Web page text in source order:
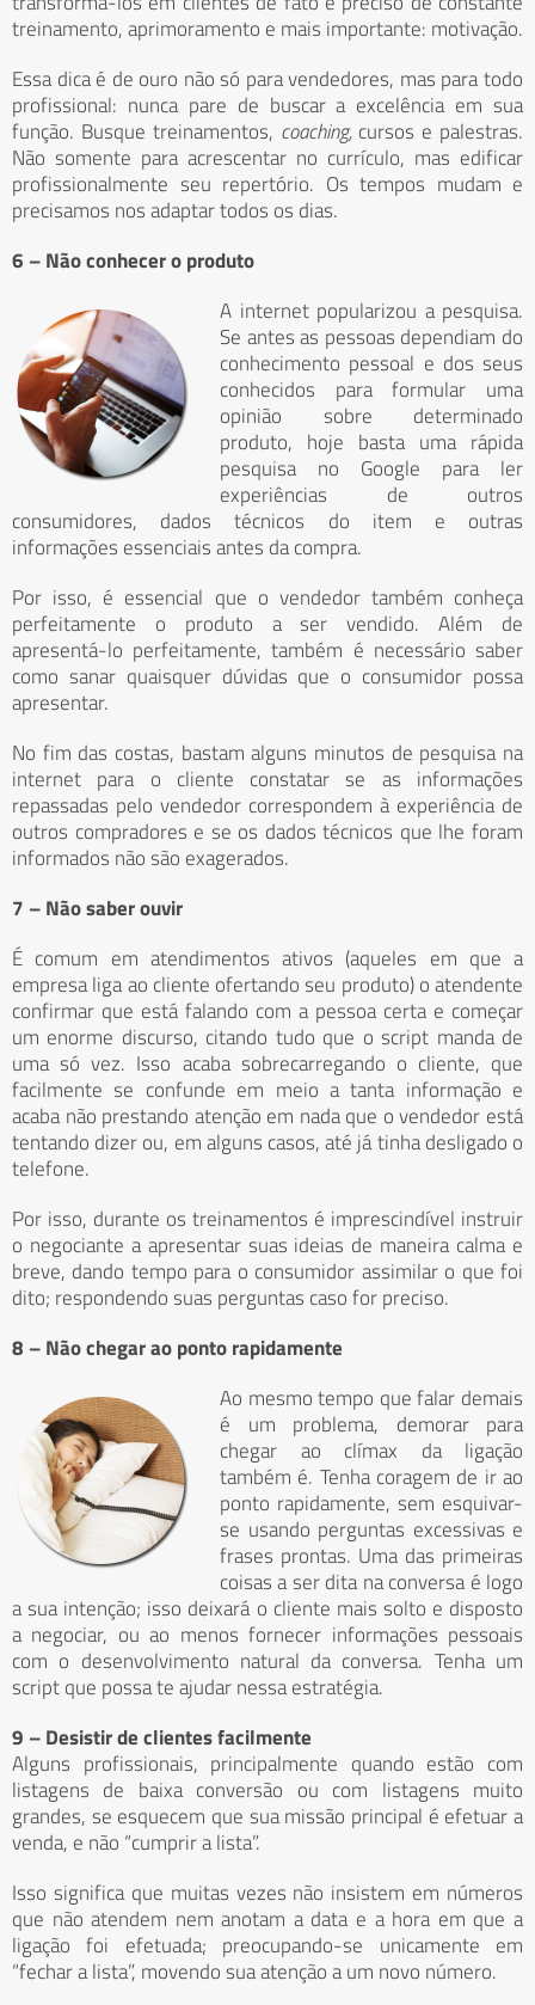
treinamento, aprimoramento e mais importante: motivação.
Essa dica é de ouro não só para vendedores, mas para todo
profissional: nunca pare de buscar a excelência em sua
função. Busque treinamentos, coaching, cursos e palestras.
Não somente para acrescentar no currículo, mas edificar
profissionalmente seu repertório. Os tempos mudam e
precisamos nos adaptar todos os dias.
6 – Não conhecer o produto
A internet popularizou a pesquisa.
Se antes as pessoas dependiam do
conhecimento pessoal e dos seus
conhecidos para formular uma
opinião sobre determinado
produto, hoje basta uma rápida
pesquisa no Google para ler
experiências de outros
consumidores, dados técnicos do item e outras
informações essenciais antes da compra.
Por isso, é essencial que o vendedor também conheça
perfeitamente o produto a ser vendido. Além de
apresentá-lo perfeitamente, também é necessário saber
como sanar quaisquer dúvidas que o consumidor possa
apresentar.
No fim das costas, bastam alguns minutos de pesquisa na
internet para o cliente constatar se as informações
repassadas pelo vendedor correspondem à experiência de
outros compradores e se os dados técnicos que lhe foram
informados não são exagerados.
7 – Não saber ouvir
É comum em atendimentos ativos (aqueles em que a
empresa liga ao cliente ofertando seu produto) o atendente
confirmar que está falando com a pessoa certa e começar
um enorme discurso, citando tudo que o script manda de
uma só vez. Isso acaba sobrecarregando o cliente, que
facilmente se confunde em meio a tanta informação e
acaba não prestando atenção em nada que o vendedor está
tentando dizer ou, em alguns casos, até já tinha desligado o
telefone.
Por isso, durante os treinamentos é imprescindível instruir
o negociante a apresentar suas ideias de maneira calma e
breve, dando tempo para o consumidor assimilar o que foi
dito; respondendo suas perguntas caso for preciso.
8 – Não chegar ao ponto rapidamente
Ao mesmo tempo que falar demais
é um problema, demorar para
chegar ao clímax da ligação
também é. Tenha coragem de ir ao
ponto rapidamente, sem esquivar-
se usando perguntas excessivas e
frases prontas. Uma das primeiras
coisas a ser dita na conversa é logo
a sua intenção; isso deixará o cliente mais solto e disposto
a negociar, ou ao menos fornecer informações pessoais
com o desenvolvimento natural da conversa. Tenha um
script que possa te ajudar nessa estratégia.
9 – Desistir de clientes facilmente
Alguns profissionais, principalmente quando estão com
listagens de baixa conversão ou com listagens muito
grandes, se esquecem que sua missão principal é efetuar a
venda, e não “cumprir a lista”.
Isso significa que muitas vezes não insistem em números
que não atendem nem anotam a data e a hora em que a
ligação foi efetuada; preocupando-se unicamente em
“fechar a lista”, movendo sua atenção a um novo número.